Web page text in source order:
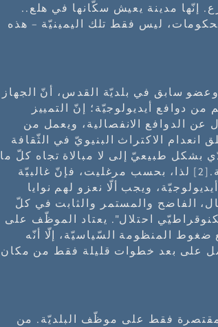
إنّها مدينة يعيش سكّانها في هلع..
ليس فقط تلك اليمينيّة – هذه
سابق في بلديّة القدس، أنّ الجهاز
دوافع أيديولوجيّة؛ إنّ التمييز
الدوافع الانفصالية، ويعمل من
الاكتراث البنيويّ في الثّقافة
بشكل طبيعيّ إلى لا مبالاة تجاه كلّ ما
[2]
لذا، بحسب مرغليت، فإنّ غالبيّة
ويجب ألّا نعزو لهم نوايا
الفاضح والمستمر والثابت في كلّ
احتلال". يعتاد الموظّف على
ضغوط المنظومة السّياسيّة، إلّا أنّه
على بعد خطوات قليلة فقط من مكان
مقتصرة فقط على موظّف البلديّة. من